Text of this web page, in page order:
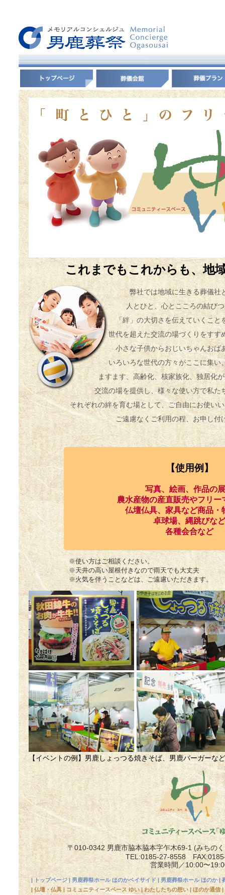
これまでもこれからも、地
弊社では地域に生きる葬儀社
人とひと、心とこころの結び
「絆」の大切さを伝えていくこと
世代を超えた交流の場づくりをすす
小さな子供からおじいちゃんおば
いろいろな世代の方々がここに集い
ますます、高齢化、核家族化、独居化
交流の場を提供し、様々な使い方で私た
それぞれの絆を育む場として、ご自由にお使い
ご遠慮なくご利用の程、お申し付
【使用例】
写真、絵画、作品の
農水産物の産直販売やフリー
仏壇仏具、家具など商品・
卓球場、縄跳びなど
各種会合など
※使い方はご相談ください。
※天井の高い屋根付きなので雨天でも大丈夫
※火気を伴うことなどは、ご遠慮いただきます。
【イベントの例】男鹿しょっつる焼きそば、男鹿バーガーな
〒010-0342 男鹿市脇本脇本字乍木69-1 (みちの
TEL:0185-27-8558
営業時間／10:00〜
| トップページ|男鹿葬祭ホール ほのかベイサイド| 男鹿葬祭ホール ほのか|
|仏壇・仏具| コミュニティースペース ゆい|わたしたちの想い|ほのか通信|